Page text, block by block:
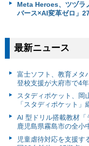
Meta Heroes、ツヅラ
バース×AI変革ゼロ」
最新ニュース
富⼠ソフト、教育メタ
登校支援が大府市で4
スタディポケット、岡
「スタディポケット」
AI 型ドリル搭載教材「
鹿児島県霧島市の全小
児童虐待対応を支援す